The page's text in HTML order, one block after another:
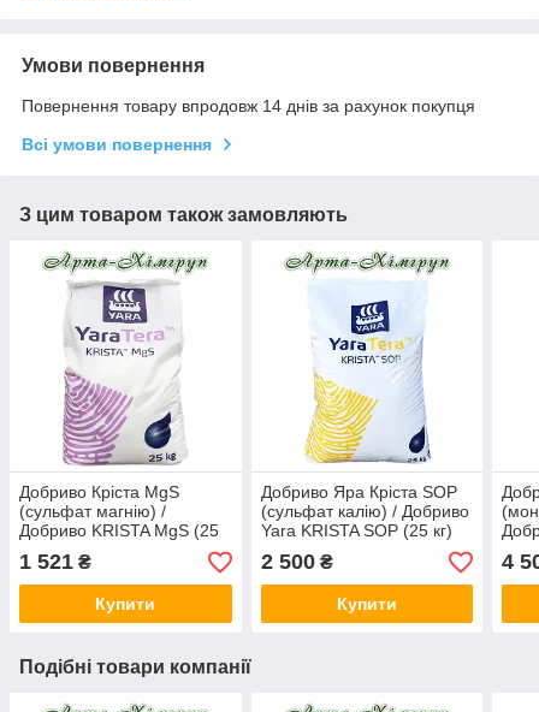
Умови повернення
Повернення товару впродовж 14 днів за рахунок покупця
Всі умови повернення
З цим товаром також замовляють
Добриво Кріста MgS
(сульфат магнію) /
Добриво KRISTA MgS (25
кг)
1 521 ₴
Купити
Добриво Яра Кріста SOP
(сульфат калію) / Добриво
Yara KRISTA SOP (25 кг)
2 500₴
Купити
кг)
4
Подібні товари компанії